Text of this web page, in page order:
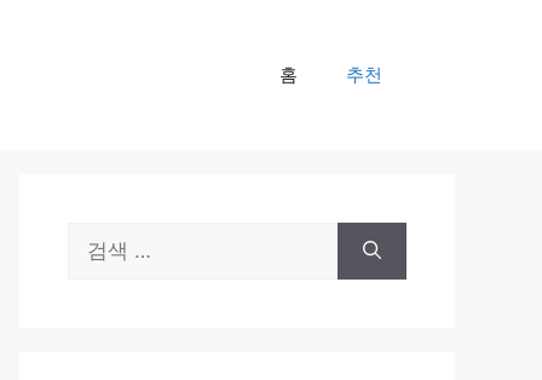
홈 추천
색: